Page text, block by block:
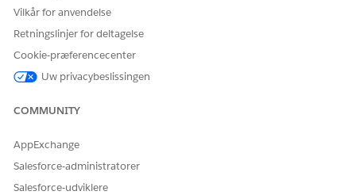
vælge det felt, der skal bruges som visningsnavn.
vælge det felt, der skal bruges som svaradresse.
UnderFallback Mail
tilbagerulningsmailkasse og vælge et bekræftet domæne.
LØSTE DENNE ARTIKEL DIT PROBLEM?
Vilkår for anvendelse
Retningslinjer for deltagelse
Cookie-præferencecenter
Uw privacybeslissingen
COMMUNITY
AppExchange
Salesforce-administratorer
Salesforce-udviklere